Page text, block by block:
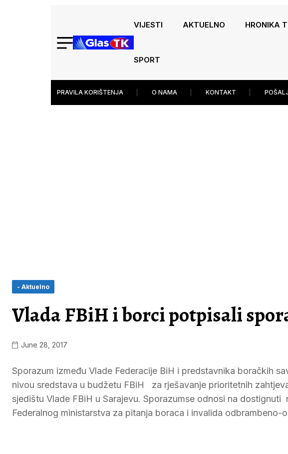
VIJESTI AKTUELNO HRONIKA
SPORT
PRAVILA KORIŠTENJA O NAMA KONTAKT
- Aktuelno
Vlada FBiH i borci potpisali
June 28, 2017
Sporazum između Vlade Federacije BiH i predstavnika boračkih
nivou sredstava u budžetu FBiH za rješavanje prioritetnih
sjedištu Vlade FBiH u Sarajevu. Sporazumse odnosi na
Federalnog ministarstva za pitanja boraca i invalida